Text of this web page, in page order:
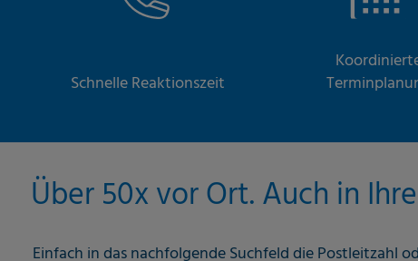
Schnelle Reaktionszeit
Über 50x vor Ort. Auch in
Einfach in das nachfolgende Suchfeld die Postleitzahl